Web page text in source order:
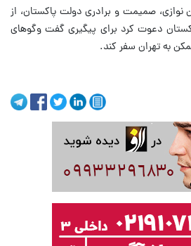
نوازی، صمیمت و برادری دولت پاکستان، از
دعوت کرد برای پیگیری گفت وگوهای
به تهران سفر کند.